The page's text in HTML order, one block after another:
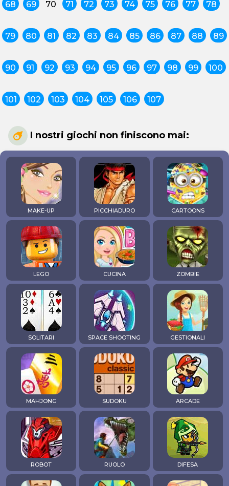
68 69 70 71 72 73 74 75 76 77 78
79 80 81 82 83 84 85 86 87 88 89
90 91 92 93 94 95 96 97 98 99 100
101 102 103 104 105 106 107
I nostri giochi non finiscono mai:
MAKE-UP PICCHIADURO CARTOONS
LEGO CUCINA ZOMBIE
SOLITARI SPACE SHOOTING GESTIONALI
MAHJONG SUDOKU ARCADE
ROBOT RUOLO DIFESA